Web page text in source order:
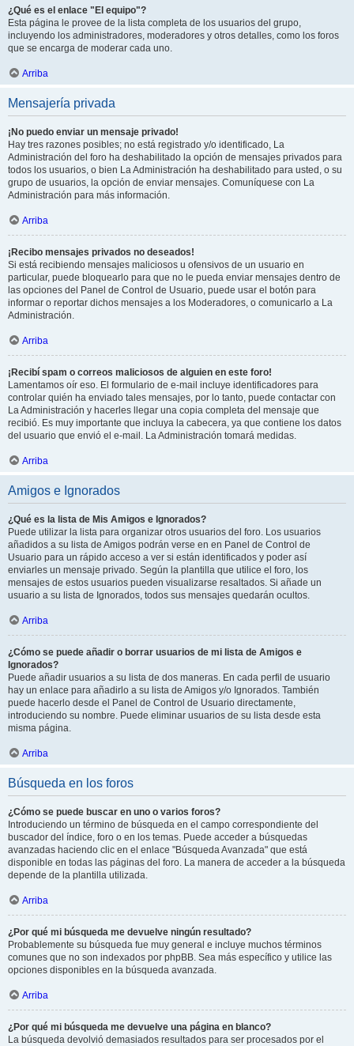
¿Qué es el enlace "El equipo"?
Esta página le provee de la lista completa de los usuarios del grupo,
incluyendo los administradores, moderadores y otros detalles, como los foros
que se encarga de moderar cada uno.
Arriba
Mensajería privada
¡No puedo enviar un mensaje privado!
Hay tres razones posibles; no está registrado y/o identificado, La
Administración del foro ha deshabilitado la opción de mensajes privados para
todos los usuarios, o bien La Administración ha deshabilitado para usted, o su
grupo de usuarios, la opción de enviar mensajes. Comuníquese con La
Administración para más información.
Arriba
¡Recibo mensajes privados no deseados!
Si está recibiendo mensajes maliciosos u ofensivos de un usuario en
particular, puede bloquearlo para que no le pueda enviar mensajes dentro de
las opciones del Panel de Control de Usuario, puede usar el botón para
informar o reportar dichos mensajes a los Moderadores, o comunicarlo a La
Administración.
Arriba
¡Recibí spam o correos maliciosos de alguien en este foro!
Lamentamos oír eso. El formulario de e-mail incluye identificadores para
controlar quién ha enviado tales mensajes, por lo tanto, puede contactar con
La Administración y hacerles llegar una copia completa del mensaje que
recibió. Es muy importante que incluya la cabecera, ya que contiene los datos
del usuario que envió el e-mail. La Administración tomará medidas.
Arriba
Amigos e Ignorados
¿Qué es la lista de Mis Amigos e Ignorados?
Puede utilizar la lista para organizar otros usuarios del foro. Los usuarios
añadidos a su lista de Amigos podrán verse en en Panel de Control de
Usuario para un rápido acceso a ver si están identificados y poder así
enviarles un mensaje privado. Según la plantilla que utilice el foro, los
mensajes de estos usuarios pueden visualizarse resaltados. Si añade un
usuario a su lista de Ignorados, todos sus mensajes quedarán ocultos.
Arriba
¿Cómo se puede añadir o borrar usuarios de mi lista de Amigos e
Ignorados?
Puede añadir usuarios a su lista de dos maneras. En cada perfil de usuario
hay un enlace para añadirlo a su lista de Amigos y/o Ignorados. También
puede hacerlo desde el Panel de Control de Usuario directamente,
introduciendo su nombre. Puede eliminar usuarios de su lista desde esta
misma página.
Arriba
Búsqueda en los foros
¿Cómo se puede buscar en uno o varios foros?
Introduciendo un término de búsqueda en el campo correspondiente del
buscador del índice, foro o en los temas. Puede acceder a búsquedas
avanzadas haciendo clic en el enlace "Búsqueda Avanzada" que está
disponible en todas las páginas del foro. La manera de acceder a la búsqueda
depende de la plantilla utilizada.
Arriba
¿Por qué mi búsqueda me devuelve ningún resultado?
Probablemente su búsqueda fue muy general e incluye muchos términos
comunes que no son indexados por phpBB. Sea más específico y utilice las
opciones disponibles en la búsqueda avanzada.
Arriba
¿Por qué mi búsqueda me devuelve una página en blanco?
La búsqueda devolvió demasiados resultados para ser procesados por el